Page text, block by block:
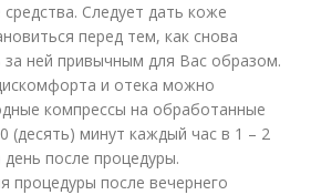
Следует дать коже
перед тем, как снова
за ней привычным для Вас образом.
и отека можно
компрессы на обработанные
(десять) минут каждый час в 1 – 2
после процедуры.
процедуры после вечернего